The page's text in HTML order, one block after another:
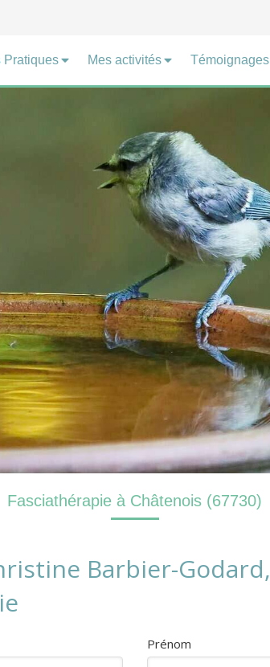
Pratiques Mes activités Témoignages
Fasciathérapie à Châtenois (67730)
Barbier-Godard,
Prénom